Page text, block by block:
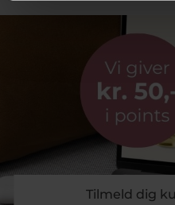
Tilmeld dig